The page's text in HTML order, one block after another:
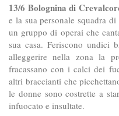
13/6 Bolognina di
e la sua personale squadra
un gruppo di operai che
sua casa. Feriscono undici
alleggerire nella zona la
fracassano con i calci dei
altri braccianti che
le donne sono costrette a
infuocato e insultate.